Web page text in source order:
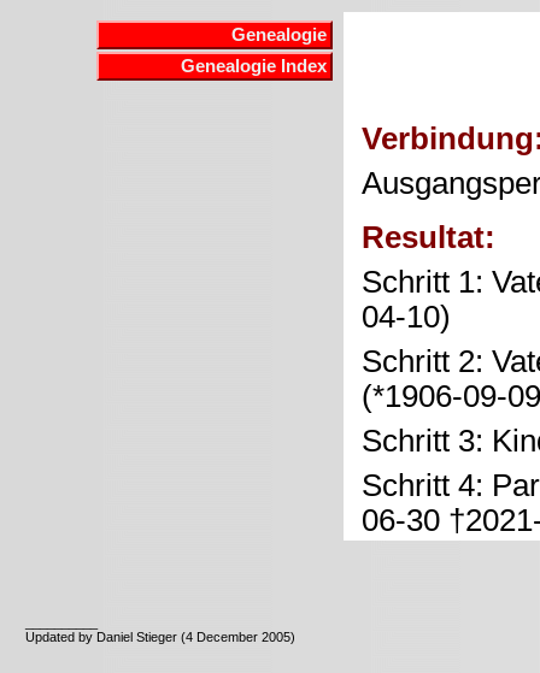
Genealogie
Genealogie Index
Resultat:
Schritt 1:
04-10)
Schritt 2:
(*1906-09-
Schritt 3:
Schritt 4:
06-30
Updated by Daniel Stieger (4 December 2005)